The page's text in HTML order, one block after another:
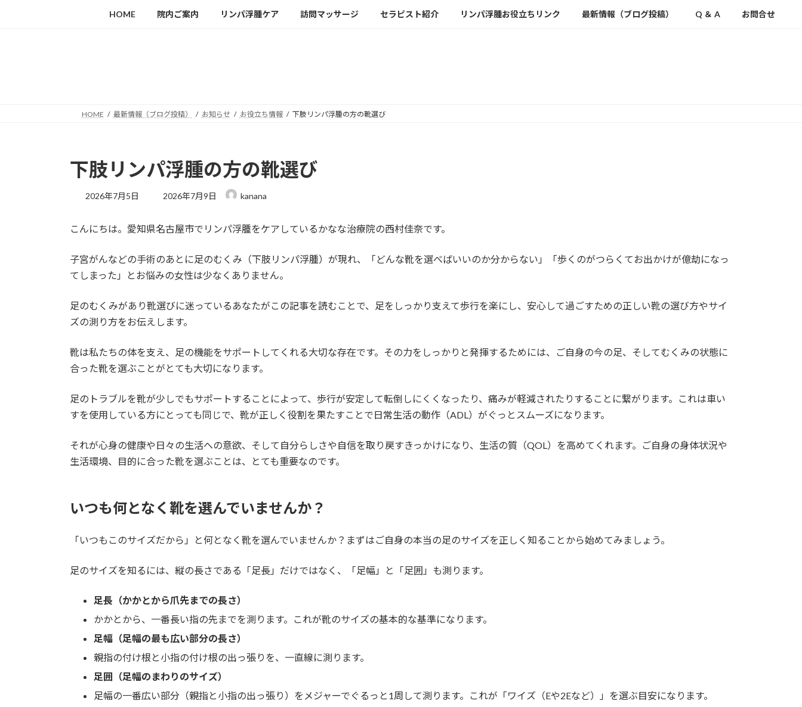
HOME 院内ご案内 リンパ浮腫ケア 訪問マッサージ セラピスト紹介 リンパ浮腫お役立ちリンク 最新情報（ブログ投稿） Q ＆ A お問合せ
HOME 最新情報（ブログ投稿） お知らせ お役立ち情報 下肢リンパ浮腫の方の靴選び
下肢リンパ浮腫の方の靴選び
2026年7月5日
最
新
:
2026年7月9日 kanana
こんにちは。愛知県名古屋市でリンパ浮腫をケアしているかなな治療院の西村佳奈です。
子宮がんなどの手術のあとに足のむくみ（下肢リンパ浮腫）が現れ、「どんな靴を選べばいいのか分からない」「歩くのがつらくてお出かけが億劫になっ
てしまった」とお悩みの女性は少なくありません。
足のむくみがあり靴選びに迷っているあなたがこの記事を読むことで、足をしっかり支えて歩行を楽にし、安心して過ごすための正しい靴の選び方やサイ
ズの測り方をお伝えします。
靴は私たちの体を支え、足の機能をサポートしてくれる大切な存在です。その力をしっかりと発揮するためには、ご自身の今の足、そしてむくみの状態に
合った靴を選ぶことがとても大切になります。
足のトラブルを靴が少しでもサポートすることによって、歩行が安定して転倒しにくくなったり、痛みが軽減されたりすることに繋がります。これは車い
すを使用している方にとっても同じで、靴が正しく役割を果たすことで日常生活の動作（ADL）がぐっとスムーズになります。
それが心身の健康や日々の生活への意欲、そして自分らしさや自信を取り戻すきっかけになり、生活の質（QOL）を高めてくれます。ご自身の身体状況や
生活環境、目的に合った靴を選ぶことは、とても重要なのです。
いつも何となく靴を選んでいませんか？
「いつもこのサイズだから」と何となく靴を選んでいませんか？まずはご自身の本当の足のサイズを正しく知ることから始めてみましょう。
足のサイズを知るには、縦の長さである「足長」だけではなく、「足幅」と「足囲」も測ります。
足長（かかとから爪先までの長さ）
かかとから、一番長い指の先までを測ります。これが靴のサイズの基本的な基準になります。
足幅（足幅の最も広い部分の長さ）
親指の付け根と小指の付け根の出っ張りを、一直線に測ります。
足囲（足幅のまわりのサイズ）
足幅の一番広い部分（親指と小指の出っ張り）をメジャーでぐるっと1周して測ります。これが「ワイズ（Eや2Eなど）」を選ぶ目安になります。